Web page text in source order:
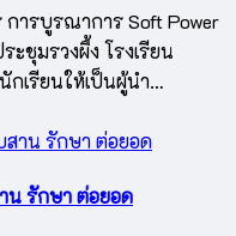
ารบูรณาการ Soft Power
ชุมรวงผึ้ง โรงเรียน
เรียนให้เป็นผู้นำ…
น รักษา ต่อยอด